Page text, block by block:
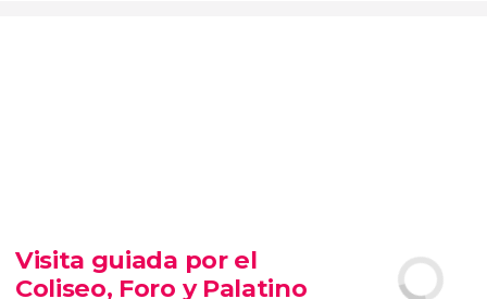
visita guiada por los Museos Vaticanos y la Capilla
Sixtina
Visita guiada por el
Coliseo, Foro y Palatino